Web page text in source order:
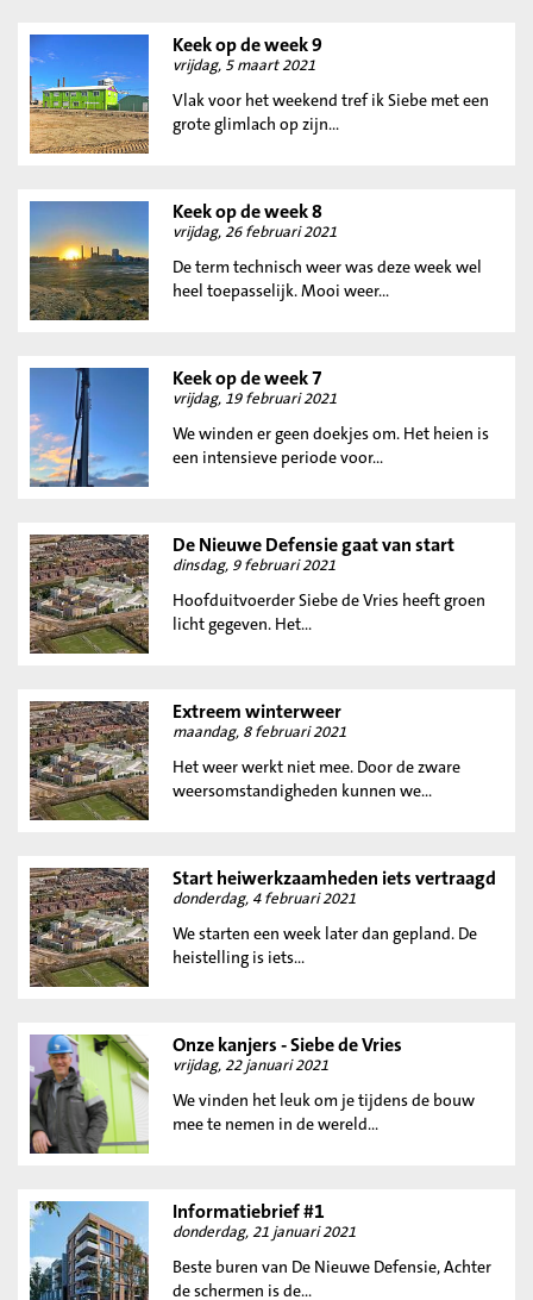
Keek op de week 9
vrijdag, 5 maart 2021
Vlak voor het weekend tref ik Siebe met een
grote glimlach op zijn...
Keek op de week 8
vrijdag, 26 februari 2021
De term technisch weer was deze week wel
heel toepasselijk. Mooi weer...
Keek op de week 7
vrijdag, 19 februari 2021
We winden er geen doekjes om. Het heien is
een intensieve periode voor...
De Nieuwe Defensie gaat van start
dinsdag, 9 februari 2021
Hoofduitvoerder Siebe de Vries heeft groen
licht gegeven. Het...
Extreem winterweer
maandag, 8 februari 2021
Het weer werkt niet mee. Door de zware
weersomstandigheden kunnen we...
Start heiwerkzaamheden iets vertraagd
donderdag, 4 februari 2021
We starten een week later dan gepland. De
heistelling is iets...
Onze kanjers - Siebe de Vries
vrijdag, 22 januari 2021
We vinden het leuk om je tijdens de bouw
mee te nemen in de wereld...
Informatiebrief #1
donderdag, 21 januari 2021
Beste buren van De Nieuwe Defensie, Achter
de schermen is de...